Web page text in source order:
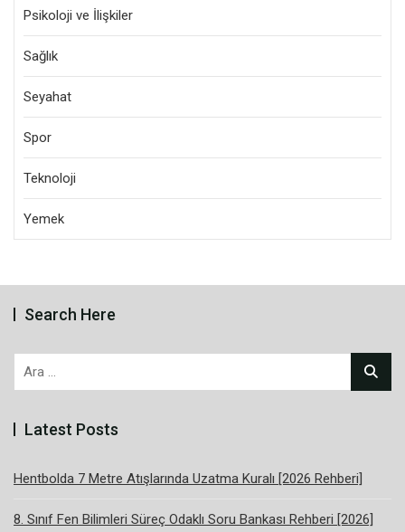
Psikoloji ve İlişkiler
Sağlık
Seyahat
Spor
Teknoloji
Yemek
Search Here
Arama:
Latest Posts
Hentbolda 7 Metre Atışlarında Uzatma Kuralı [2026 Rehberi]
8. Sınıf Fen Bilimleri Süreç Odaklı Soru Bankası Rehberi [2026]